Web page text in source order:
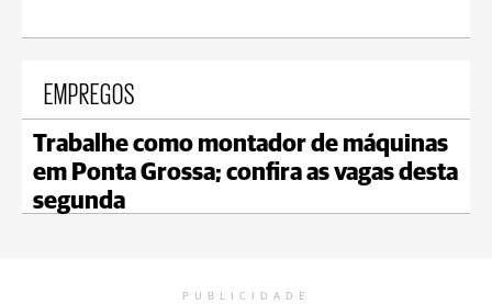
EMPREGOS
Trabalhe como montador de máquinas
em Ponta Grossa; confira as vagas desta
segunda
PUBLICIDADE